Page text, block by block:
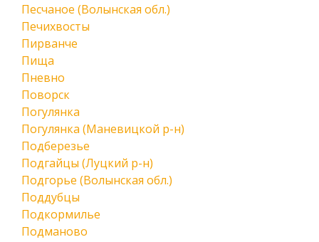
Песчаное (Волынская обл.)
Печихвосты
Пирванче
Пища
Пневно
Поворск
Погулянка
Погулянка (Маневицкой р-н)
Подберезье
Подгайцы (Луцкий р-н)
Подгорье (Волынская обл.)
Поддубцы
Подкормилье
Подманово